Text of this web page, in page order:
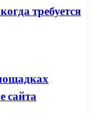
требуется
сайта